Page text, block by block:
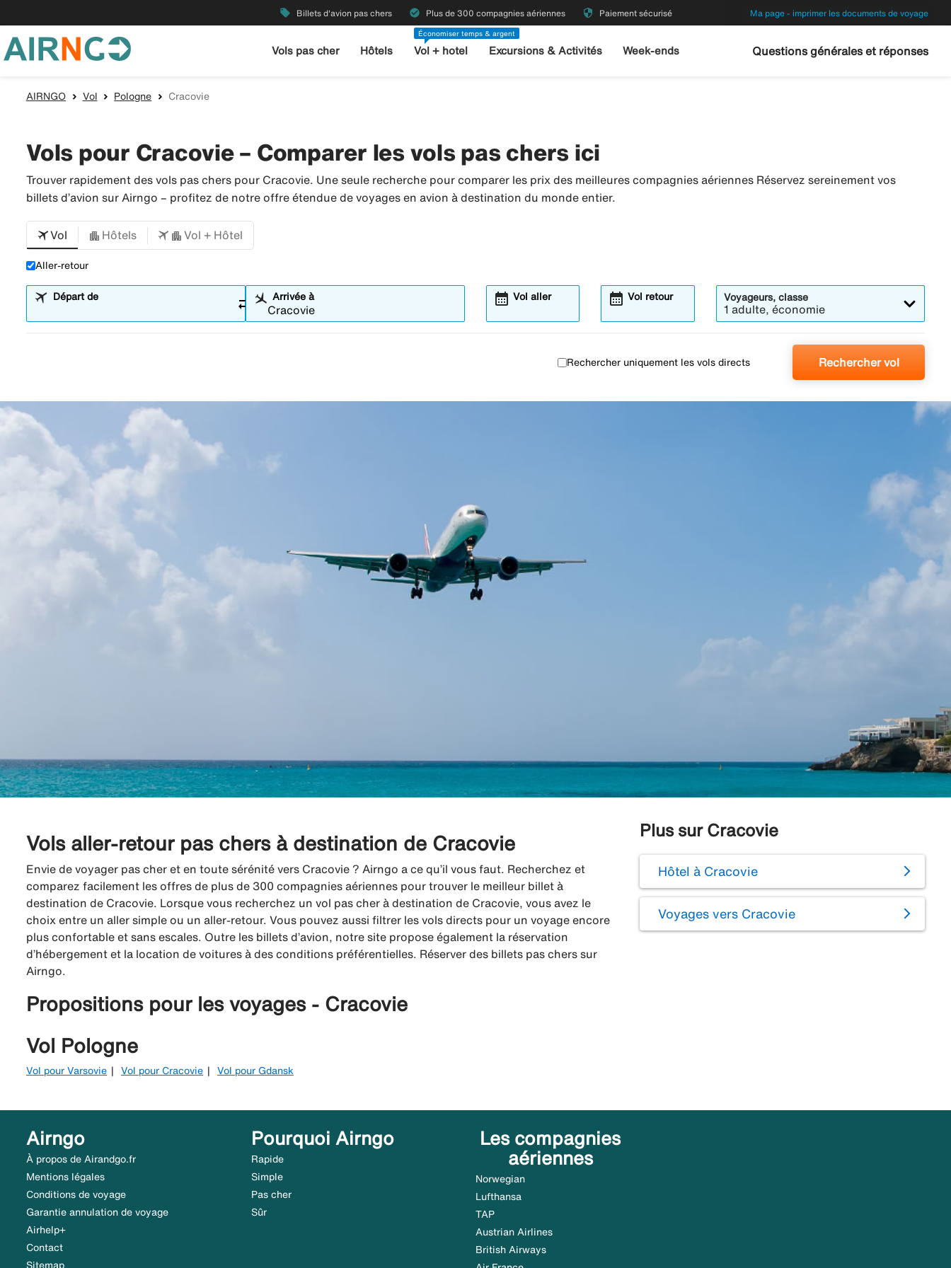
local_offer Billets d'avion pas chers check_circle Plus de 300 compagnies aériennes security Paiement sécurisé Ma page - imprimer les documents de voyage
Vols pas cher Hôtels
Économiser temps & argent
Vol + hotel Excursions & Activités Week-ends Questions générales et réponses
AIRNGO Vol Pologne Cracovie
Vols pour Cracovie – Comparer les vols pas chers ici
Trouver rapidement des vols pas chers pour Cracovie. Une seule recherche pour comparer les prix des meilleures compagnies aériennes Réservez sereinement vos
billets d’avion sur Airngo – profitez de notre offre étendue de voyages en avion à destination du monde entier.
Vol Hôtels Vol + Hôtel
Aller-retour
Départ de sync_alt Arrivée à Vol aller
calendar_month Vol retour
calendar_month Voyageurs, classe
1 adulte, économie
Rechercher uniquement les vols directs Rechercher vol
Vols aller-retour pas chers à destination de Cracovie
Envie de voyager pas cher et en toute sérénité vers Cracovie ? Airngo a ce qu’il vous faut. Recherchez et
comparez facilement les offres de plus de 300 compagnies aériennes pour trouver le meilleur billet à
destination de Cracovie. Lorsque vous recherchez un vol pas cher à destination de Cracovie, vous avez le
choix entre un aller simple ou un aller-retour. Vous pouvez aussi filtrer les vols directs pour un voyage encore
plus confortable et sans escales. Outre les billets d’avion, notre site propose également la réservation
d’hébergement et la location de voitures à des conditions préférentielles. Réserver des billets pas chers sur
Airngo.
Plus sur Cracovie
Hôtel à Cracovie
Voyages vers Cracovie
Propositions pour les voyages - Cracovie
Vol Pologne
Vol pour Varsovie Vol pour Cracovie Vol pour Gdansk
Airngo
À propos de Airandgo.fr
Mentions légales
Conditions de voyage
Garantie annulation de voyage
Airhelp+
Contact
Sitemap
Pourquoi Airngo
Rapide
Simple
Pas cher
Sûr
Les compagnies
aériennes
Norwegian
Lufthansa
TAP
Austrian Airlines
British Airways